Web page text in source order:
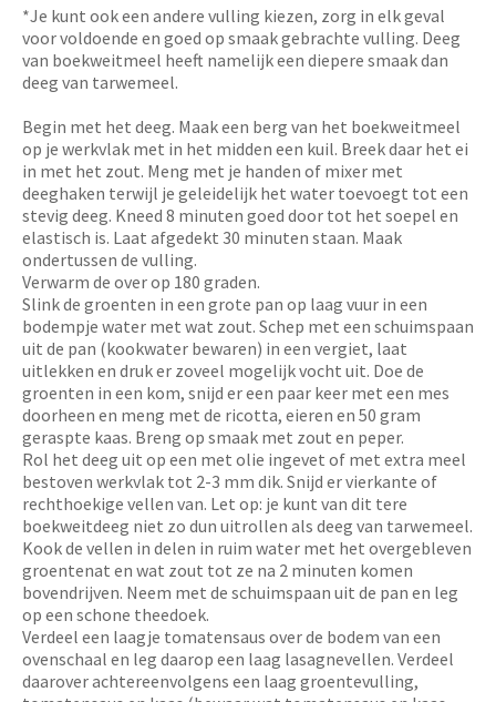
*Je kunt ook een andere vulling kiezen, zorg in elk geval
voor voldoende en goed op smaak gebrachte vulling. Deeg
van boekweitmeel heeft namelijk een diepere smaak dan
deeg van tarwemeel.
Begin met het deeg. Maak een berg van het boekweitmeel
op je werkvlak met in het midden een kuil. Breek daar het ei
in met het zout. Meng met je handen of mixer met
deeghaken terwijl je geleidelijk het water toevoegt tot een
stevig deeg. Kneed 8 minuten goed door tot het soepel en
elastisch is. Laat afgedekt 30 minuten staan. Maak
ondertussen de vulling.
Verwarm de over op 180 graden.
Slink de groenten in een grote pan op laag vuur in een
bodempje water met wat zout. Schep met een schuimspaan
uit de pan (kookwater bewaren) in een vergiet, laat
uitlekken en druk er zoveel mogelijk vocht uit. Doe de
groenten in een kom, snijd er een paar keer met een mes
doorheen en meng met de ricotta, eieren en 50 gram
geraspte kaas. Breng op smaak met zout en peper.
Rol het deeg uit op een met olie ingevet of met extra meel
bestoven werkvlak tot 2-3 mm dik. Snijd er vierkante of
rechthoekige vellen van. Let op: je kunt van dit tere
boekweitdeeg niet zo dun uitrollen als deeg van tarwemeel.
Kook de vellen in delen in ruim water met het overgebleven
groentenat en wat zout tot ze na 2 minuten komen
bovendrijven. Neem met de schuimspaan uit de pan en leg
op een schone theedoek.
Verdeel een laagje tomatensaus over de bodem van een
ovenschaal en leg daarop een laag lasagnevellen. Verdeel
daarover achtereenvolgens een laag groentevulling,